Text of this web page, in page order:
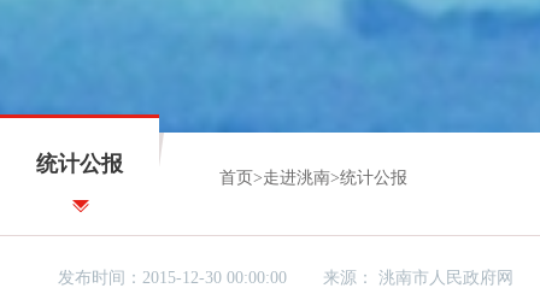
统计公报
首页 >走进洮南>统计公报
发布时间：2015-12-30 00:00:00 来源：洮南市人民政府网